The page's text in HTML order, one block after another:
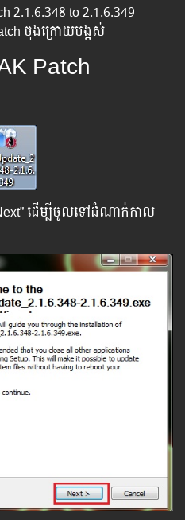
2.1.6.348 to 2.1.6.349
ចុងក្រោយបង្អស់
Patch
ដើម្បីចូលទៅដំណាក់កាល